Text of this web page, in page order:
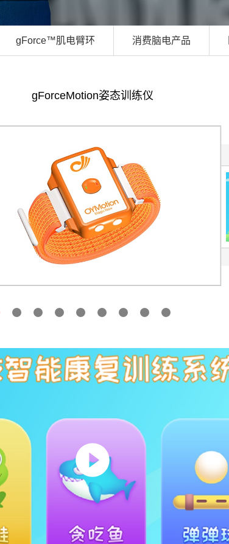
gForce™肌电臂环 消费脑电产品
gForceMotion姿态训练仪